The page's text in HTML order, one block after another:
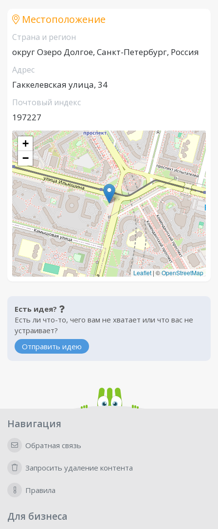
Местоположение
Страна и регион
округ Озеро Долгое, Санкт-Петербург, Россия
Адрес
Гаккелевская улица, 34
Почтовый индекс
197227
+
−
Leaflet | ©OpenStreetMap
Есть идея?
Есть ли что-то, чего вам не хватает или что вас не
устраивает?
Отправить идею
Навигация
Обратная связь
Запросить удаление контента
Правила
Для бизнеса